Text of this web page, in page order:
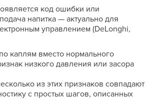
код ошибки или
напитка — актуально для
управлением (DeLonghi,
каплям вместо нормального
низкого давления или засора
из этих признаков совпадают
с простых шагов, описанных